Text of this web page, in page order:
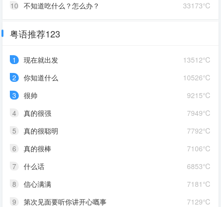
33173℃
10 不知道吃什么？怎么办？
粤语推荐123
13512℃
1
现在就出发
10526℃
2
你知道什么
9215℃
3
很帅
7949℃
4
真的很强
7792℃
5
真的很聪明
7106℃
6
真的很棒
6853℃
7
什么话
7181℃
8
信心满满
7129℃
9
第次见面要听你讲开心嘅事